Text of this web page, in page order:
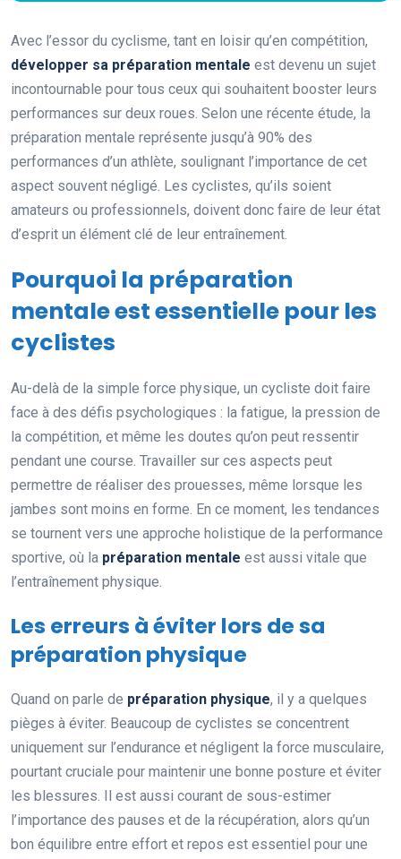
Avec l’essor du cyclisme, tant en loisir qu’en compétition,
développer sa préparation mentale est devenu un sujet
incontournable pour tous ceux qui souhaitent booster leurs
performances sur deux roues. Selon une récente étude, la
préparation mentale représente jusqu’à 90% des
performances d’un athlète, soulignant l’importance de cet
aspect souvent négligé. Les cyclistes, qu’ils soient
amateurs ou professionnels, doivent donc faire de leur état
d’esprit un élément clé de leur entraînement.
Pourquoi la préparation
mentale est essentielle pour les
cyclistes
Au-delà de la simple force physique, un cycliste doit faire
face à des défis psychologiques : la fatigue, la pression de
la compétition, et même les doutes qu’on peut ressentir
pendant une course. Travailler sur ces aspects peut
permettre de réaliser des prouesses, même lorsque les
jambes sont moins en forme. En ce moment, les tendances
se tournent vers une approche holistique de la performance
sportive, où la préparation mentale est aussi vitale que
l’entraînement physique.
Les erreurs à éviter lors de sa
préparation physique
Quand on parle de préparation physique, il y a quelques
pièges à éviter. Beaucoup de cyclistes se concentrent
uniquement sur l’endurance et négligent la force musculaire,
pourtant cruciale pour maintenir une bonne posture et éviter
les blessures. Il est aussi courant de sous-estimer
l’importance des pauses et de la récupération, alors qu’un
bon équilibre entre effort et repos est essentiel pour une